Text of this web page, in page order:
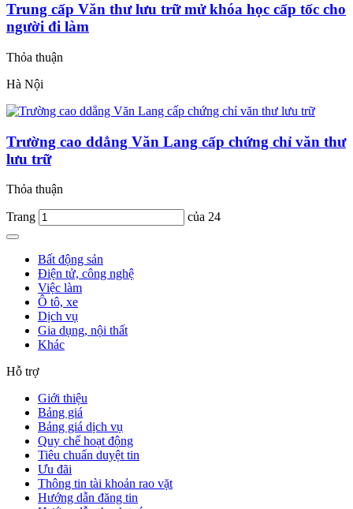
Trung cấp Văn thư lưu trữ mử khóa học cấp tốc cho
người đi làm
Thỏa thuận
Hà Nội
Trường cao ddẳng Văn Lang cấp chứng chỉ văn thư
lưu trữ
Thỏa thuận
Trang của 24
Bất động sản
Điện tử, công nghệ
Việc làm
Ô tô, xe
Dịch vụ
Gia dụng, nội thất
Khác
Hỗ trợ
Giới thiệu
Bảng giá
Bảng giá dịch vụ
Quy chế hoạt động
Tiêu chuẩn duyệt tin
Ưu đãi
Thông tin tài khoản rao vặt
Hướng dẫn đăng tin